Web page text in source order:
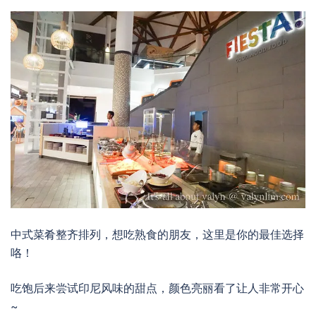
中式菜肴整齐排列，想吃熟食的朋友，这里是你的最佳选择
咯！
吃饱后来尝试印尼风味的甜点，颜色亮丽看了让人非常开心
~